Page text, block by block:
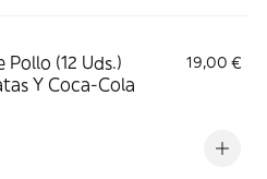
Pollo (12 Uds.)
Y Coca-Cola
19,00 €